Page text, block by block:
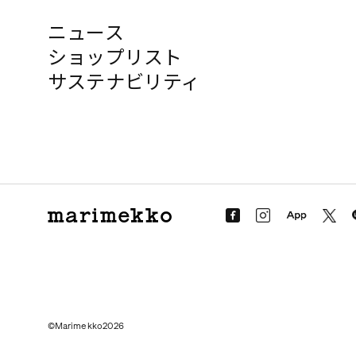
ニュース
ショップリスト
サステナビリティ
©Marimekko2026